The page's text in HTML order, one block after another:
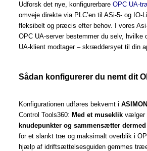
Udforsk detnye, konfigurerbareOPC UA-
omveje direkte via PLC’en til ASi-5- og IO-
fleksibelt og præcis efter behov. I vores
OPC UA-server bestemmer du selv, hvilke
UA-klient modtager –skræddersyet til din
Sådan konfigurerer du nemt dit
Konfigurationen udføres bekvemt i
Control Tools360: Med et museklik vælger
knudepunkter og sammensætter
for et slankt træ og maksimalt overblik i
hjælp af idriftsættelsesguiden gemmes